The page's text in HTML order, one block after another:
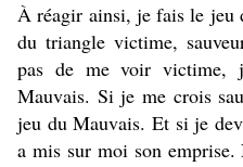
À réagir ainsi, je fais le jeu
du triangle victime,
pas de me voir victime,
Mauvais. Si je me crois
jeu du Mauvais. Et si je
a mis sur moi son